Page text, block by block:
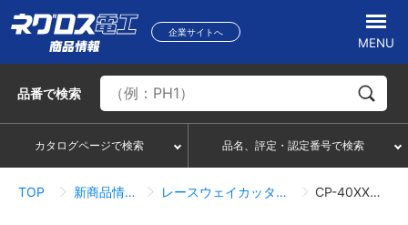
企業サイトへ
MENU
品番で検索
カタログページで検索 品名、評定・認定番号で検索
TOP 新商品情報一覧 レースウェイカッター・パンチ CP-40XX03/04